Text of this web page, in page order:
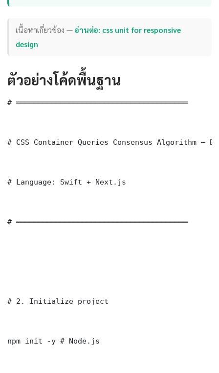
เนื้อหาเกี่ยวข้อง —อ่านต่อ: css unit for responsive
design
ตัวอย่างโค้ดพื้นฐาน
# ═══════════════════════════════════════
# CSS Container Queries Consensus Algorithm —
# Language: Swift + Next.js
# ═══════════════════════════════════════
# 2. Initialize project
npm init -y # Node.js